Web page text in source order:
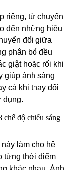
riêng, từ chuyển
đến những hiệu
đổi giữa
phân bổ đều
giật hoặc rối khi
giúp ánh sáng
cả khi thay đổi
dụng.
làm cho hệ
từng thời điểm